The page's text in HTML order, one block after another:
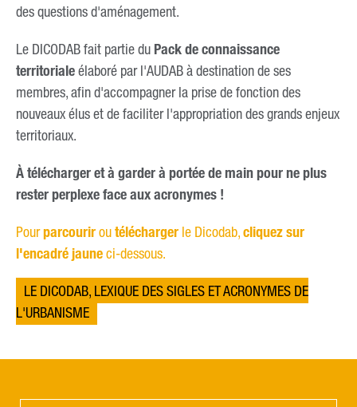
des questions d'aménagement.
Le DICODAB fait partie du Pack de connaissance
territorialeélaboré par l'AUDAB à destination de ses
membres, afin d'accompagner la prise de fonction des
nouveaux élus et de faciliter l'appropriation des grands enjeux
territoriaux.
À télécharger et à garder à portée de main pour ne plus
rester perplexe face aux acronymes !
Pourparcouriroutélécharger le Dicodab,cliquez sur
l'encadré jauneci-dessous.
LE DICODAB, LEXIQUE DES SIGLES ET ACRONYMES DE
L'URBANISME